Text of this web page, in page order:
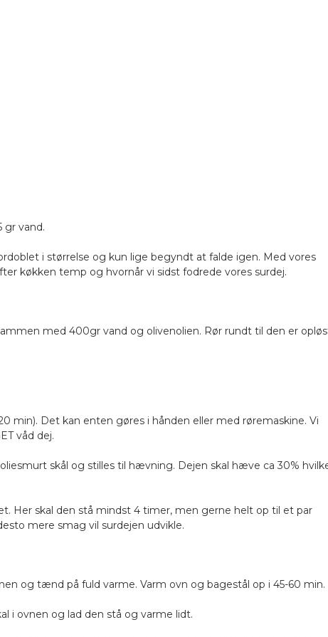
gr vand.
i størrelse og kun lige begyndt at falde igen. Med vores
køkken temp og hvornår vi sidst fodrede vores surdej.
med 400gr vand og olivenolien. Rør rundt til den er
min). Det kan enten gøres i hånden eller med røremaskine. Vi
våd dej.
skål og stilles til hævning. Dejen skal hæve ca 30%
Her skal den stå mindst 4 timer, men gerne helt op til et par
mere smag vil surdejen udvikle.
og tænd på fuld varme. Varm ovn og bagestål op i 45-60 min.
i ovnen og lad den stå og varme lidt.